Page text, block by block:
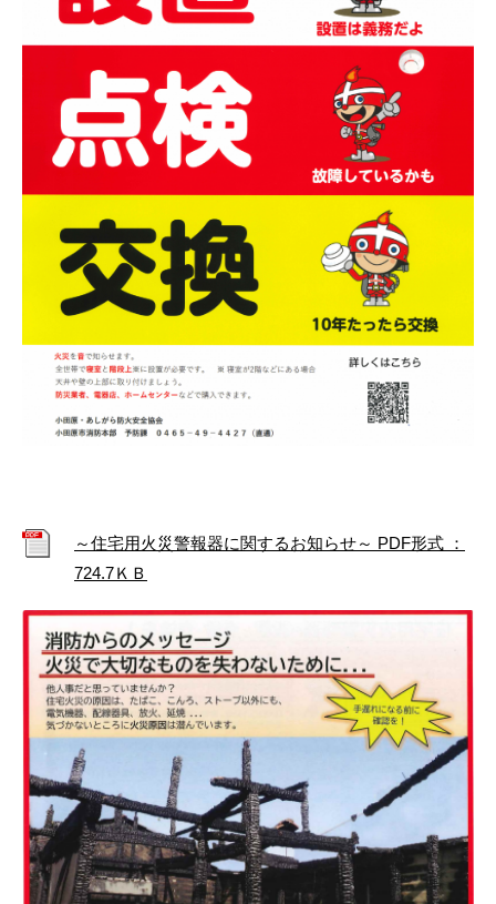
～住宅用火災警報器に関するお知らせ～ PDF形式 ：
724.7ＫＢ